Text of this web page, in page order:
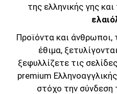
της ελληνικής γης
Προϊόντα και άνθρωποι,
έθιμα,
ξεφυλλίζετε τις
premium
στόχο την σύνδεση